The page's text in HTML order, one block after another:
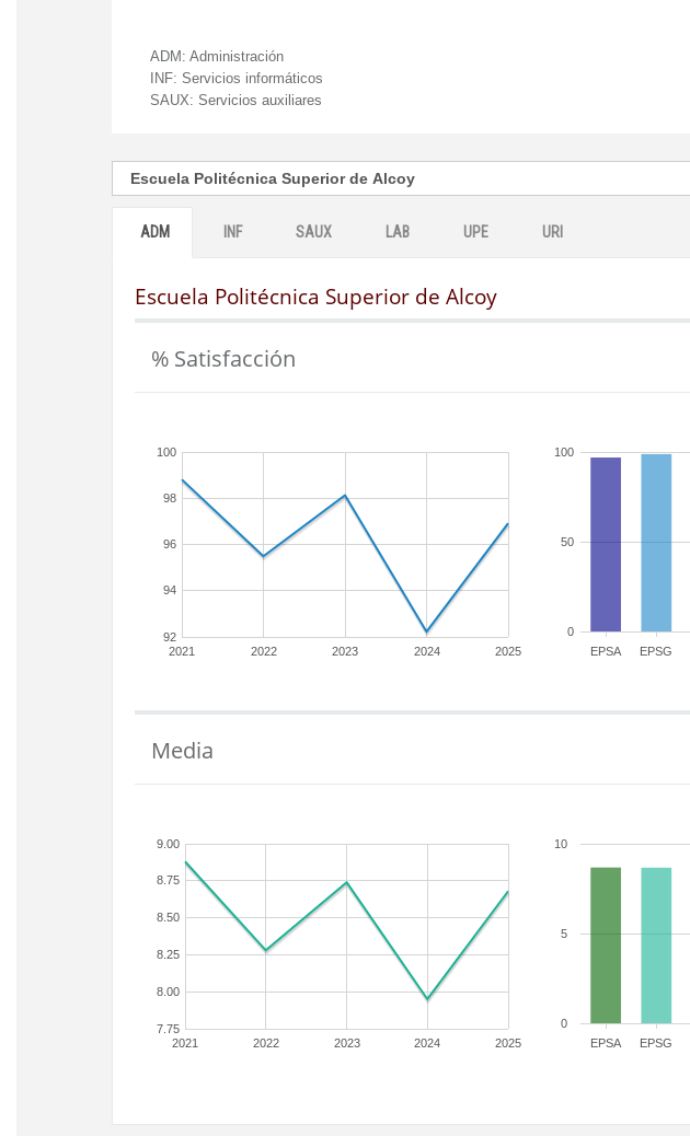
ADM: Administración
INF: Servicios informáticos
SAUX: Servicios auxiliares
ADM INF SAUX LAB UPE URI
Escuela Politécnica Superior de Alcoy
% Satisfacción
2021 2022 2023 2024 2025
92
94
96
98
100
EPSA EPSG
0
50
100
Media
2021 2022 2023 2024 2025
7.75
8.00
8.25
8.50
8.75
9.00
EPSA EPSG
0
5
10